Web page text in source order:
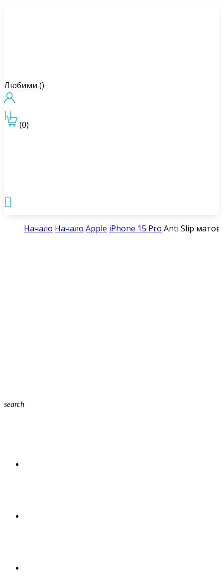
Любими ()
(0)


Начало Начало Apple iPhone 15 Pro Anti Slip матов
search